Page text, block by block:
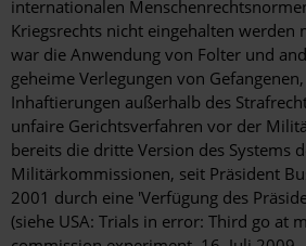
internationalen
Kriegsrechts nicht eingehalten werden
war die Anwendung von Folter und
geheime Verlegungen von
Inhaftierungen außerhalb des
unfaire Gerichtsverfahren vor der
bereits die dritte Version des Systems
Militärkommissionen, seit Präsident
2001 durch eine 'Verfügung des
(siehe USA: Trials in error: Third go at